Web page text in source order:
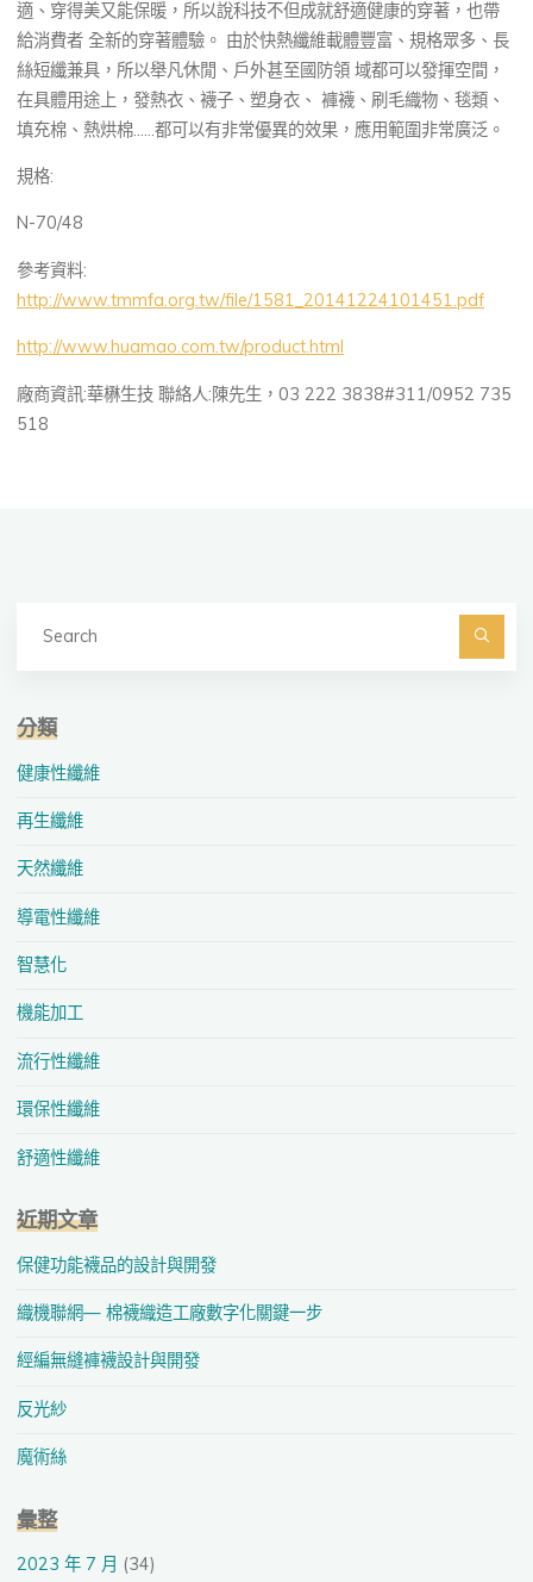
適、穿得美又能保暖，所以說科技不但成就舒適健康的穿著，也帶
給消費者 全新的穿著體驗。 由於快熱纖維載體豐富、規格眾多、長
絲短纖兼具，所以舉凡休閒、戶外甚至國防領 域都可以發揮空間，
在具體用途上，發熱衣、襪子、塑身衣、 褲襪、刷毛織物、毯類、
填充棉、熱烘棉……都可以有非常優異的效果，應用範圍非常廣泛。
規格:
N-70/48
參考資料:
http://www.tmmfa.org.tw/file/1581_20141224101451.pdf
http://www.huamao.com.tw/product.html
廠商資訊:華楙生技 聯絡人:陳先生，03 222 3838#311/0952 735
518
Search
分類
健康性纖維
再生纖維
天然纖維
導電性纖維
智慧化
機能加工
流行性纖維
環保性纖維
舒適性纖維
近期文章
保健功能襪品的設計與開發
織機聯網— 棉襪織造工廠數字化關鍵一步
經編無縫褲襪設計與開發
反光紗
魔術絲
彙整
2023 年 7 月 (34)